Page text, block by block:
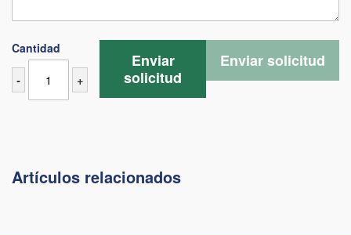
Cantidad
- +
Enviar solicitud
Enviar
solicitud
Artículos relacionados